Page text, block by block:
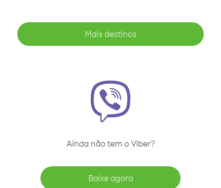
Mais destinos
Ainda não tem o Viber?
Baixe agora